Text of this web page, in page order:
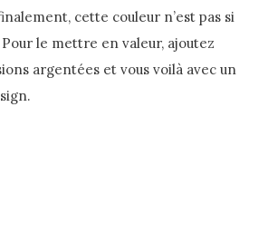
cette couleur n’est pas si
le mettre en valeur, ajoutez
argentées et vous voilà avec un